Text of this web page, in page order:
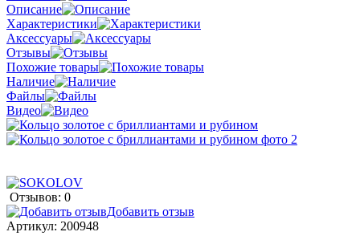
Описание
Характеристики
Аксессуары
Отзывы
Похожие товары
Наличие
Файлы
Видео
Отзывов: 0
Добавить отзыв
Артикул: 200948